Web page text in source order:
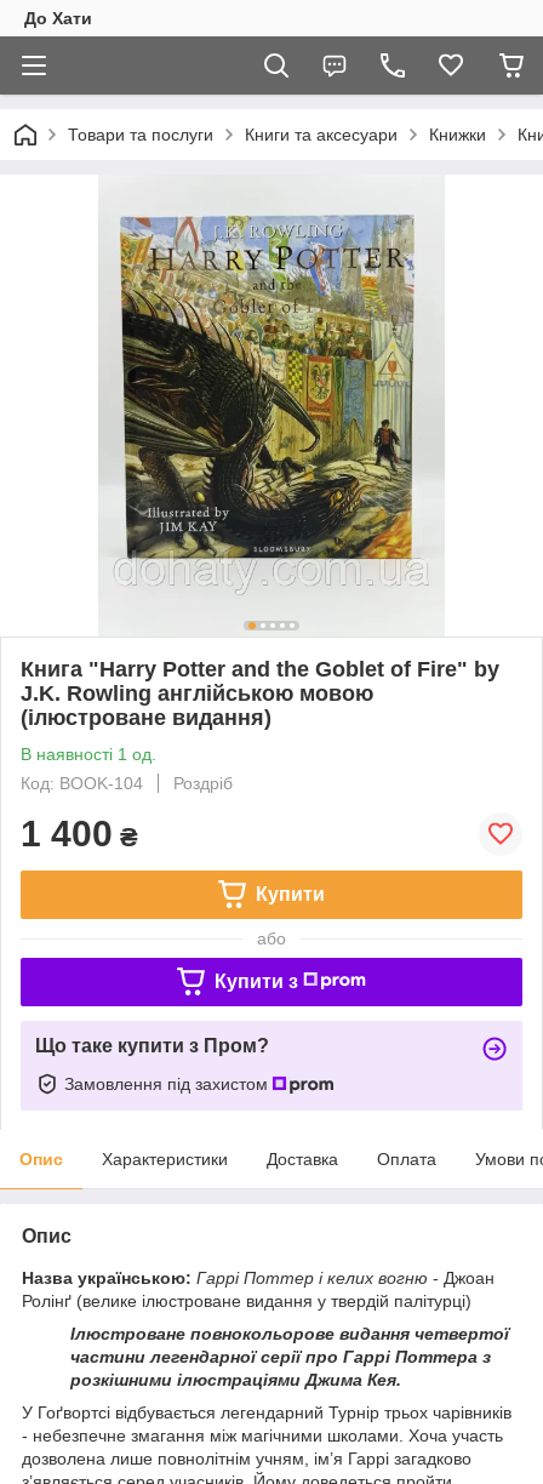
До Хати
Товари та послуги Книги та аксесуари Книжки
Книга "Harry Potter and the Goblet of Fire" by
J.K. Rowling англійською мовою
(ілюстроване видання)
В наявності 1 од.
Код: BOOK-104
Роздріб
1 400 ₴
Купити
або
Купити з
Що таке купити з Пром?
Замовлення під захистом
Опис Характеристики Доставка Оплата Умови
Опис
Назва українською: Гаррі Поттер і келих вогню - Джоан
Ролінґ (велике ілюстроване видання у твердій палітурці)
Ілюстроване повнокольорове видання четвертої
частини легендарної серії про Гаррі Поттера з
розкішними ілюстраціями Джима Кея.
У Гоґвортсі відбувається легендарний Турнір трьох чарівників
- небезпечне змагання між магічними школами. Хоча участь
дозволена лише повнолітнім учням, ім’я Гаррі загадково